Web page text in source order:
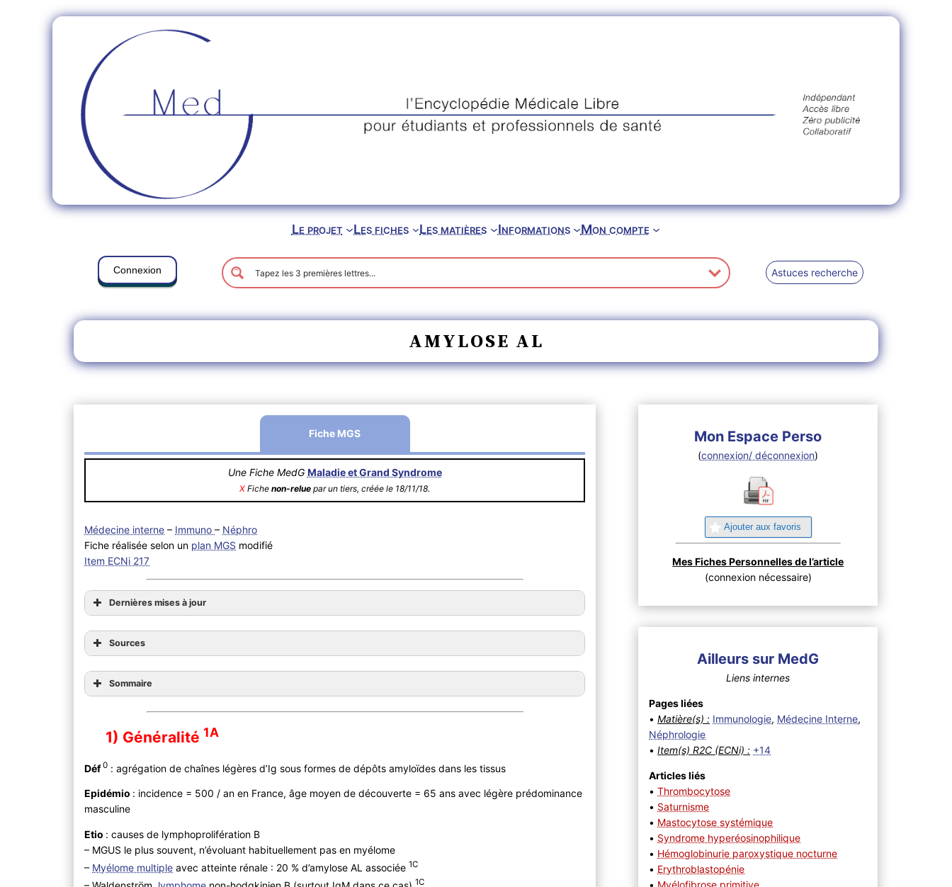
Le projet Les fiches Les matières Informations Mon compte
Connexion Astuces recherche
AMYLOSE AL
Fiche MGS
Une Fiche MedG Maladie et Grand Syndrome
X Fichenon-relue par un tiers, créée le 18/11/18.
Médecine interne – Immuno– Néphro
Fiche réalisée selon un plan MGS modifié
Item ECNi 217
Dernières mises à jour
Sources
Sommaire
1) Généralité 1A
Déf0 : agrégation de chaînes légères d’Ig sous formes de dépôts amyloïdes dans les tissus
Epidémio : incidence = 500 / an en France, âge moyen de découverte = 65 ans avec légère prédominance
masculine
Etio : causes de lymphoprolifération B
– MGUS le plus souvent, n’évoluant habituellement pas en myélome
– Myélome multiple avec atteinte rénale : 20 % d’amylose AL associée 1C
1C
Mon Espace Perso
(connexion/ déconnexion)
Ajouter aux favoris
Mes Fiches Personnelles de l’article
(connexion nécessaire)
Ailleurs sur MedG
Liens internes
Pages liées
•Matière(s) : Immunologie, Médecine Interne,
Néphrologie
•Item(s) R2C (ECNi) : +14
Articles liés
•Thrombocytose
• Saturnisme
• Mastocytose systémique
• Syndrome hyperéosinophilique
• Hémoglobinurie paroxystique nocturne
• Erythroblastopénie
• Myélofibrose primitive